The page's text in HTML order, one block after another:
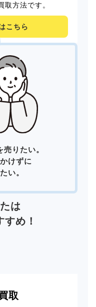
方法です。
こちら
りたい。
けずに
い。
は
すめ！
取